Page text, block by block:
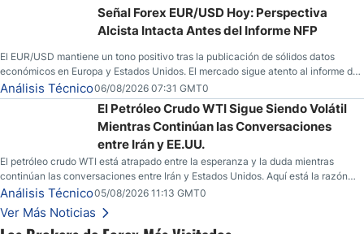
Señal Forex EUR/USD Hoy: Perspectiva
Alcista Intacta Antes del Informe NFP
El EUR/USD mantiene un tono positivo tras la publicación de sólidos datos
económicos en Europa y Estados Unidos. El mercado sigue atento al informe de
empleo estadounidense y a la evolución del escenario geopolítico.
Análisis Técnico06/08/2026 07:31 GMT0
El Petróleo Crudo WTI Sigue Siendo Volátil
Mientras Continúan las Conversaciones
entre Irán y EE.UU.
El petróleo crudo WTI está atrapado entre la esperanza y la duda mientras
continúan las conversaciones entre Irán y Estados Unidos. Aquí está la razón
por la que los traders pueden querer pensarlo dos veces antes de tomar partido
en este momento.
Análisis Técnico05/08/2026 11:13 GMT0
Ver Más Noticias